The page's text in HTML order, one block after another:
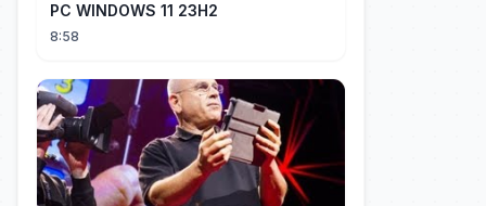
PC WINDOWS 11 23H2
8:58